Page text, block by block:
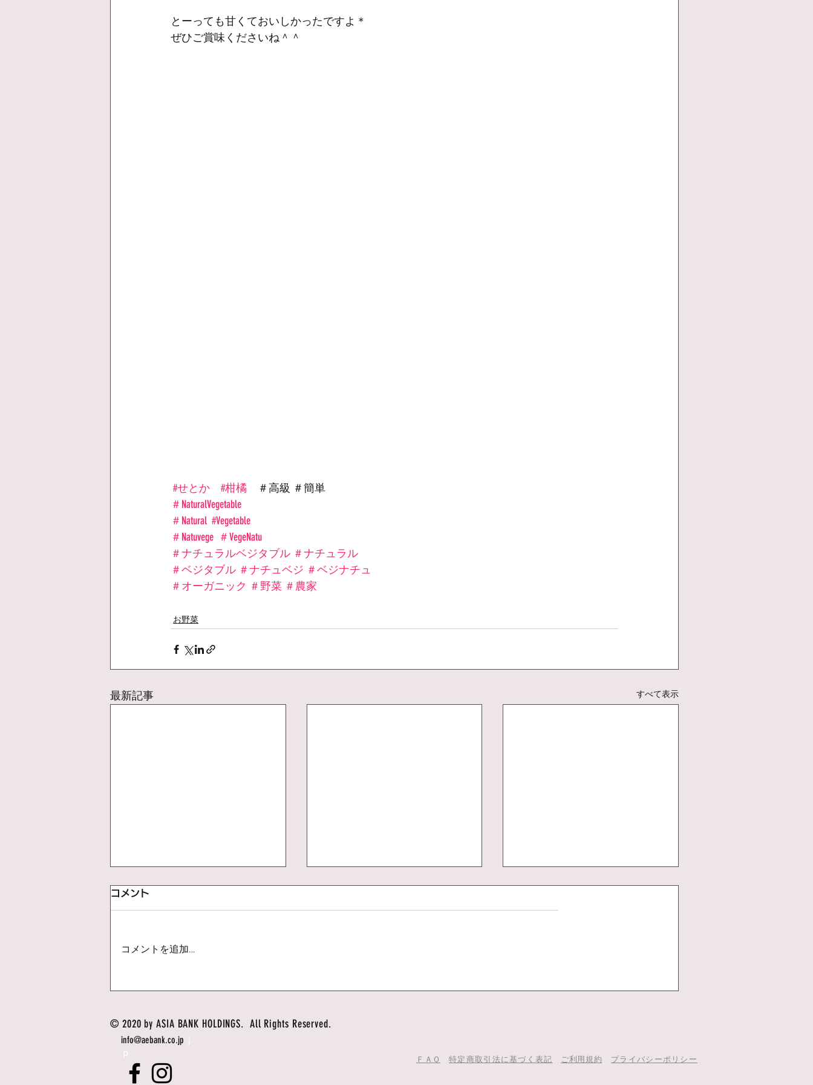
とーっても甘くておいしかったですよ＊
ぜひご賞味くださいね＾＾
#せとか #柑橘 ＃高級 ＃簡単
＃NaturalVegetable
＃Natural #Vegetable
＃Natuvege ＃VegeNatu
＃ナチュラルベジタブル ＃ナチュラル
＃ベジタブル ＃ナチュベジ ＃ベジナチュ
＃オーガニック ＃野菜 ＃農家
お野菜
最新記事 すべて表示
イサキのカルパッチョ【スイ
コメント
コメントを追加…
© 2020 by ASIA BANK HOLDINGS. All Rights Reserved.
info@aebank.co.jp
ｐ
ＦＡＱ 特定商取引法に基づく表記 ご利用規約 プライバシーポリシー